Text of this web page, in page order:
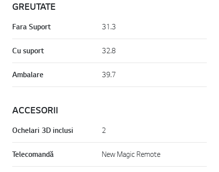
GREUTATE
Fara Suport 31.3
Cu suport 32.8
Ambalare 39.7
ACCESORII
Ochelari 3D inclusi 2
Telecomandă New Magic Remote